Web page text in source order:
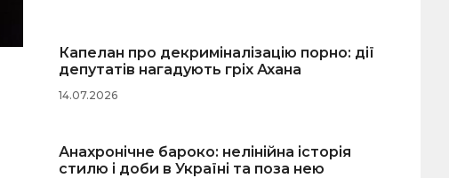
Капелан про декриміналізацію порно: дії
депутатів нагадують гріх Ахана
14.07.2026
Анахронічне бароко: нелінійна історія
стилю і доби в Україні та поза нею